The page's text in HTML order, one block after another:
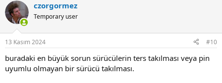
czorgormez
Temporary user
13 Kasım 2024 #10
buradaki en büyük sorun sürücülerin ters takılması veya pin
uyumlu olmayan bir sürücü takılması.